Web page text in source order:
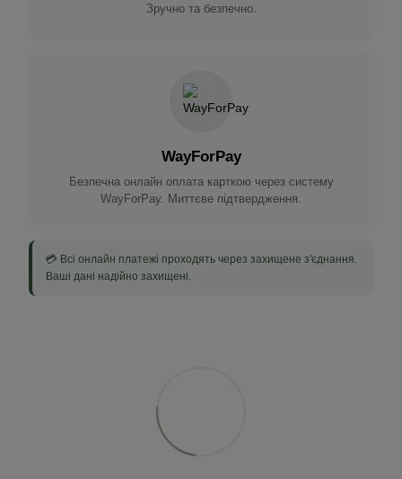
Зручно та безпечно.
WayForPay
Безпечна онлайн оплата карткою через систему
WayForPay. Миттєве підтвердження.
💳 Всі онлайн платежі проходять через захищене з'єднання.
Ваші дані надійно захищені.